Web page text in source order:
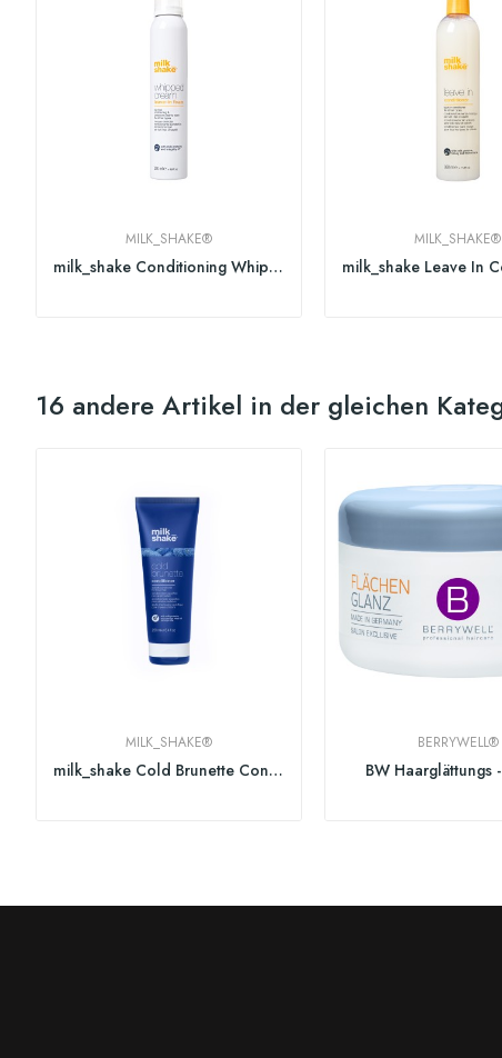
MILK_SHAKE®
milk_shake Conditioning Whipped Cream
MILK_SHAKE®
16 andere Artikel in der gleichen
MILK_SHAKE®
milk_shake Cold Brunette Conditioner
BERRYWELL®
BW Haarglättungs